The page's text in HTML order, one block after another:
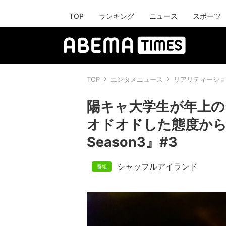
TOP ランキング ニュース スポーツ
TOP エンタメニュース リアリティーシ
陽キャ大学生が年上
オドオドした態度か
Season3』#3
シャッフルアイランド